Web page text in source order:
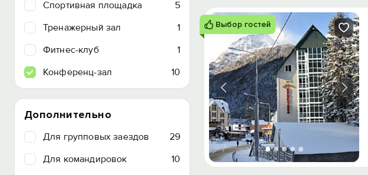
Спортивная площадка
5
Тренажерный зал
1
Фитнес-клуб
1
Конференц-зал
10
Дополнительно
Для групповых заездов
29
Для командировок
10
Выбор гостей